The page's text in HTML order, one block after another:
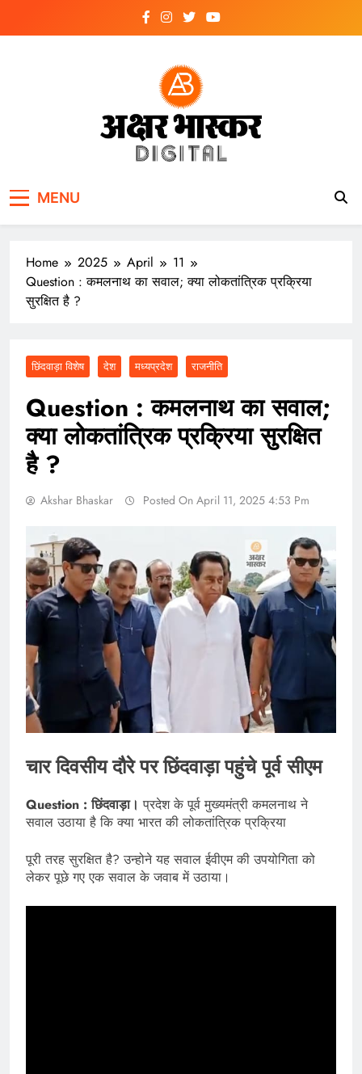
MENU
Home 2025 April
11
Question : कमलनाथ का सवाल; क्या लोकतांत्रिक प्रक्रिया
सुरक्षित है ?
छिंदवाड़ा विशेष देश मध्यप्रदेश राजनीति
Question : कमलनाथ का सवाल;
क्या लोकतांत्रिक प्रक्रिया सुरक्षित
है ?
Akshar Bhaskar Posted On April 11, 2025 4:53 Pm
चार दिवसीय दौरे पर छिंदवाड़ा पहुंचे पूर्व सीएम
Question : छिंदवाड़ा। प्रदेश के पूर्व मुख्यमंत्री कमलनाथ ने
सवाल उठाया है कि क्या भारत की लोकतांत्रिक प्रक्रिया
पूरी तरह सुरक्षित है? उन्होने यह सवाल ईवीएम की उपयोगिता को
लेकर पूछे गए एक सवाल के जवाब में उठाया।